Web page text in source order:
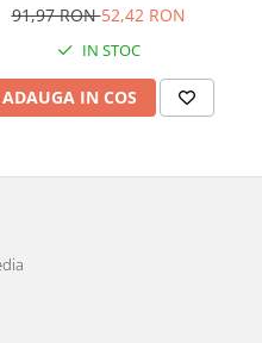
91,97 RON52,42 RON
IN STOC
ADAUGA IN COS